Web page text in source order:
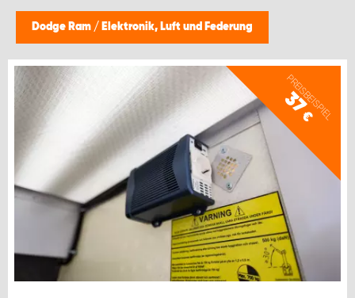
Dodge Ram / Elektronik, Luft und Federung
PREISBEISPIEL
37
€
WORK SYSTEM NAMEN
WORK SYSTEM WORK SYSTEM BRÜGGE